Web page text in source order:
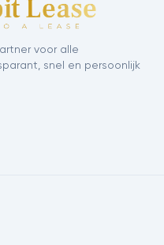
voor alle
snel en persoonlijk